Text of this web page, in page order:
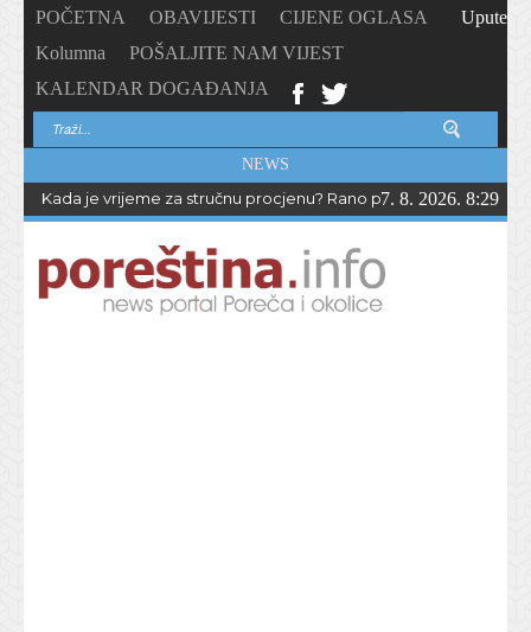
POČETNA OBAVIJESTI
CIJENE OGLASA
Kolumna
POŠALJITE NAM VIJEST
KALENDAR DOGAĐANJA
Upute
NEWS
Kada je vrijeme za stručnu procjenu? Rano prepoznavanje
7. 8. 2026. 8:29